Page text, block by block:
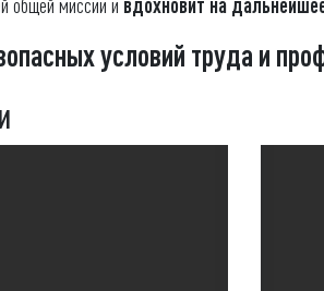
условий труда и